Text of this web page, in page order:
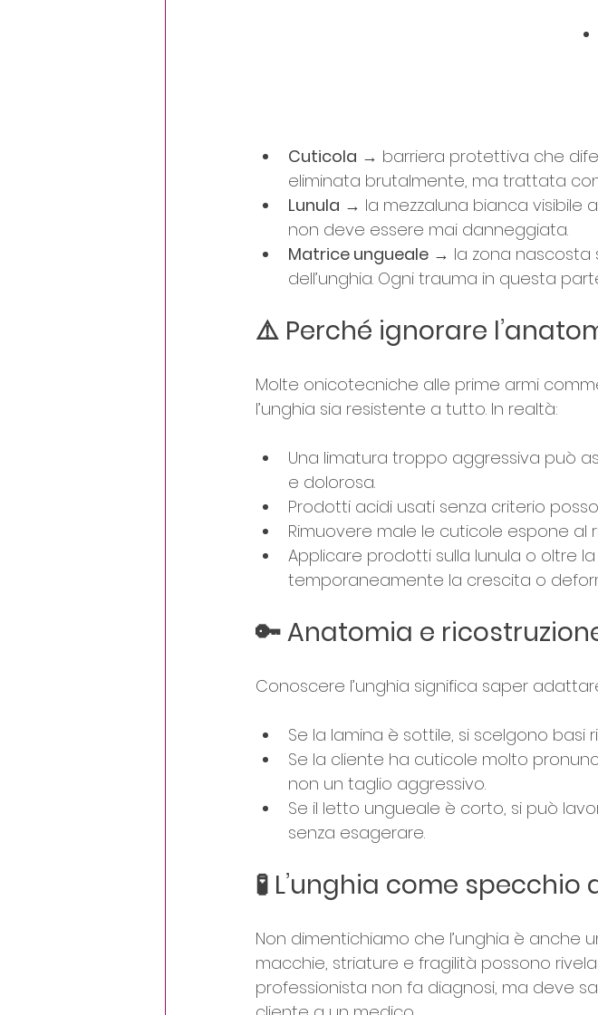
Cuticola → barriera protettiva che
eliminata brutalmente, ma trattata
Lunula → la mezzaluna bianca visibile
non deve essere mai danneggiata.
Matrice ungueale → la zona nascosta
dell’unghia. Ogni trauma in questa
⚠️ Perché ignorare
Molte onicotecniche alle prime armi
l’unghia sia resistente a tutto. In realtà:
Una limatura troppo aggressiva può
e dolorosa.
Prodotti acidi usati senza criterio
Rimuovere male le cuticole espone al
Applicare prodotti sulla lunula o oltre
temporaneamente la crescita o
🔑 Anatomia e
Conoscere l’unghia significa saper
Se la lamina è sottile, si scelgono basi
Se la cliente ha cuticole molto
non un taglio aggressivo.
Se il letto ungueale è corto, si può
senza esagerare.
🧪 L’unghia come
Non dimentichiamo che l’unghia è anche
macchie, striature e fragilità possono
professionista non fa diagnosi, ma deve